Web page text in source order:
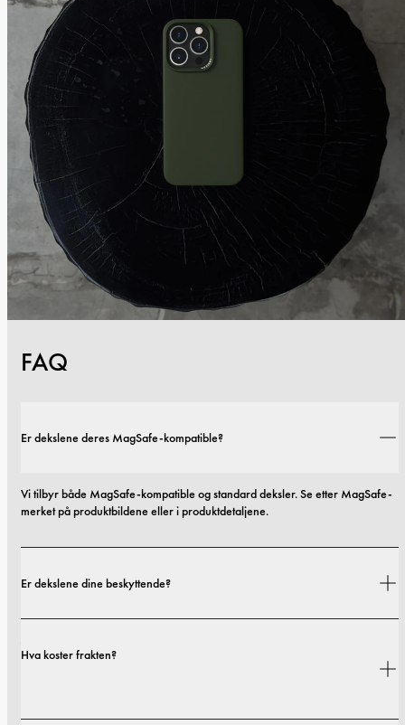
FAQ
Er dekslene deres MagSafe-kompatible?
Vi tilbyr både MagSafe-kompatible og standard deksler. Se etter MagSafe-
merket på produktbildene eller i produktdetaljene.
Er dekslene dine beskyttende?
som spenner fra slanke profiler til mer beskyttende utforminger.
Hva koster frakten?